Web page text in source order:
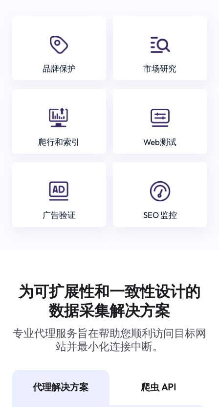
品牌保护 市场研究
爬行和索引 Web测试
广告验证 SEO 监控
为可扩展性和一致性设计的
数据采集解决方案
专业代理服务旨在帮助您顺利访问目标网
站并最小化连接中断。
代理解决方案 爬虫 API